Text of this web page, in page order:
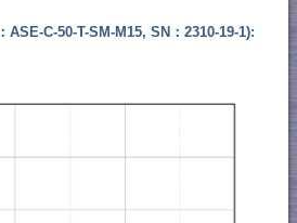
C-50-T-SM-M15, SN：2310-19-1):